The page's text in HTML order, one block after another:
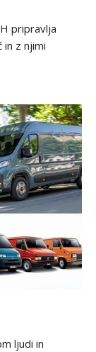
pripravlja
z njimi
ljudi in